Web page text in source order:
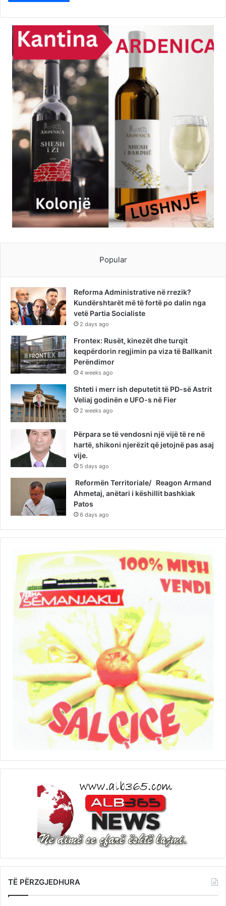
Popular
Reforma Administrative në rrezik?
Kundërshtarët më të fortë po dalin nga
vetë Partia Socialiste
2 days ago
Frontex: Rusët, kinezët dhe turqit
keqpërdorin regjimin pa viza të Ballkanit
Perëndimor
4 weeks ago
Shteti i merr ish deputetit të PD-së Astrit
Veliaj godinën e UFO-s në Fier
2 weeks ago
Përpara se të vendosni një vijë të re në
hartë, shikoni njerëzit që jetojnë pas asaj
vije.
5 days ago
Reformën Territoriale/ Reagon Armand
Ahmetaj, anëtari i këshillit bashkiak
Patos
6 days ago
TË PËRZGJEDHURA